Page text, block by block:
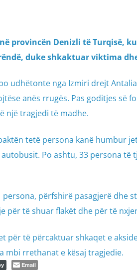
provincën Denizli të Turqisë,
duke shkaktuar viktima
udhëtonte nga Izmiri drejt
anës rrugës. Pas goditjes së
një tragjedi të madhe.
tetë persona kanë humbur
Po ashtu, 33 persona të
përfshirë pasagjerë dhe
për të shuar flakët dhe për të
për të përcaktuar shkaqet e
mbi rrethanat e kësaj tragjedie.
Email